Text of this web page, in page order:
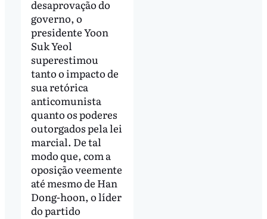
desaprovação do
governo, o
presidente Yoon
Suk Yeol
superestimou
tanto o impacto de
sua retórica
anticomunista
quanto os poderes
outorgados pela lei
marcial. De tal
modo que, com a
oposição veemente
até mesmo de Han
Dong-hoon, o líder
do partido